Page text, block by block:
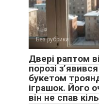
Без рубрики
Двері раптом
порозі
букетом
іграшок. Його
він не спав